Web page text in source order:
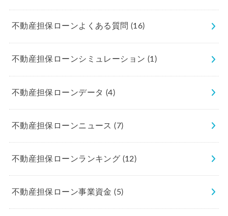
不動産担保ローンよくある質問(16)
不動産担保ローンシミュレーション (1)
不動産担保ローンデータ (4)
不動産担保ローンニュース(7)
不動産担保ローンランキング (12)
不動産担保ローン事業資金(5)